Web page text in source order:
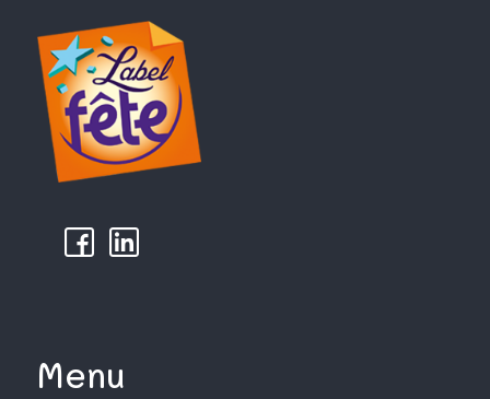
k µ
Menu